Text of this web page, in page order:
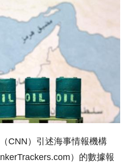
CNN）引述海事情報機構
）的數據報